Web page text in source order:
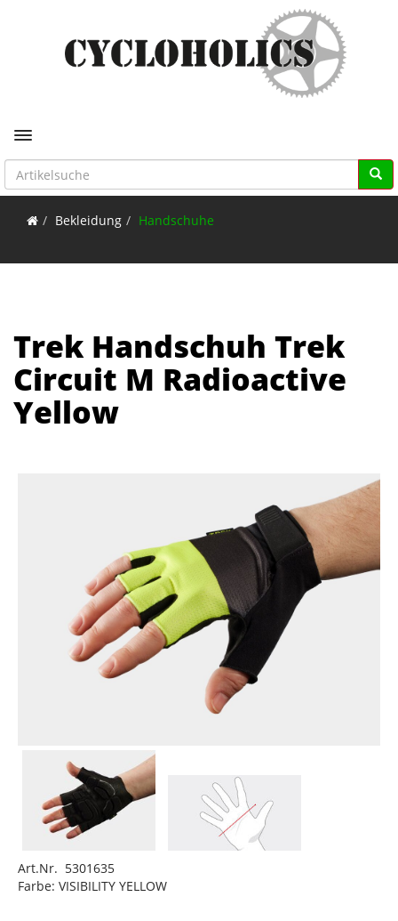
Toggle navigation
Bekleidung Handschuhe
Trek Handschuh Trek
Circuit M Radioactive
Yellow
Art.Nr. 5301635
Farbe: VISIBILITY YELLOW